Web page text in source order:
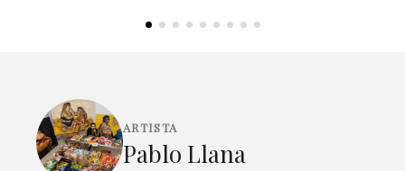
ARTISTA
Pablo Llana